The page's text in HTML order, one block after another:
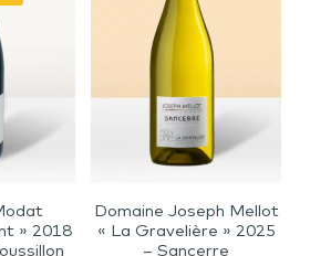
» 2018
Domaine Joseph Mellot
« La Gravelière » 2025
– Sancerre